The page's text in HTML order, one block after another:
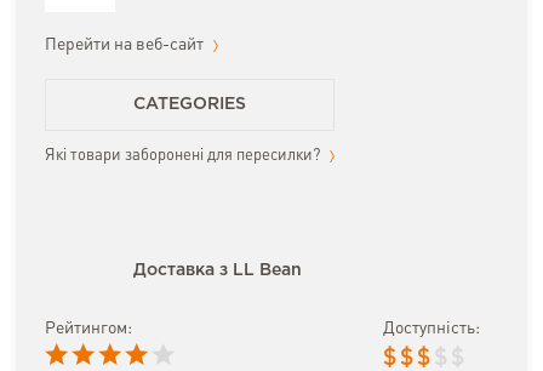
Перейти на веб-сайт
CATEGORIES
Які товари заборонені для пересилки?
Доставка з LL Bean
Рейтингом: Доступність:
$ $ $ $ $